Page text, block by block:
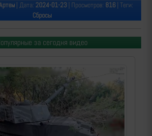
| Дата: 2024-01-23| Просмотров: 816| Теги:
Сбросы
за сегодня видео